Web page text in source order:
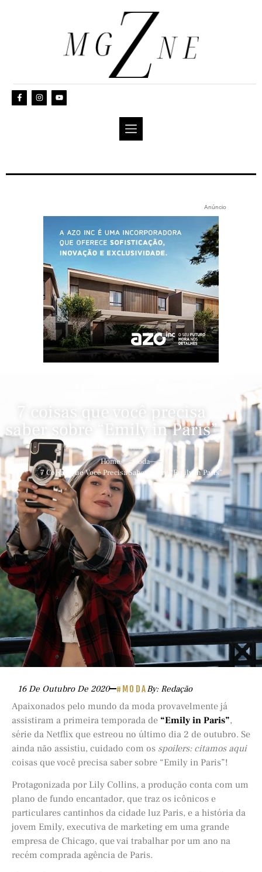
Anúncio
7 coisas que você precisa
saber sobre “Emily in Paris”
Home
Moda
7 Coisas Que Você Precisa Saber Sobre “Emily In Paris”
16 De Outubro De 2020 #MODABy: Redação
Apaixonados pelo mundo da moda provavelmente já
assistiram a primeira temporada de “Emily in Paris”,
série da Netflix que estreou no último dia 2 de outubro. Se
ainda não assistiu, cuidado com os spoilers: citamos aqui
coisas que você precisa saber sobre “Emily in Paris”!
Protagonizada por Lily Collins, a produção conta com um
plano de fundo encantador, que traz os icônicos e
particulares cantinhos da cidade luz Paris, e a história da
jovem Emily, executiva de marketing em uma grande
empresa de Chicago, que vai trabalhar por um ano na
recém comprada agência de Paris.